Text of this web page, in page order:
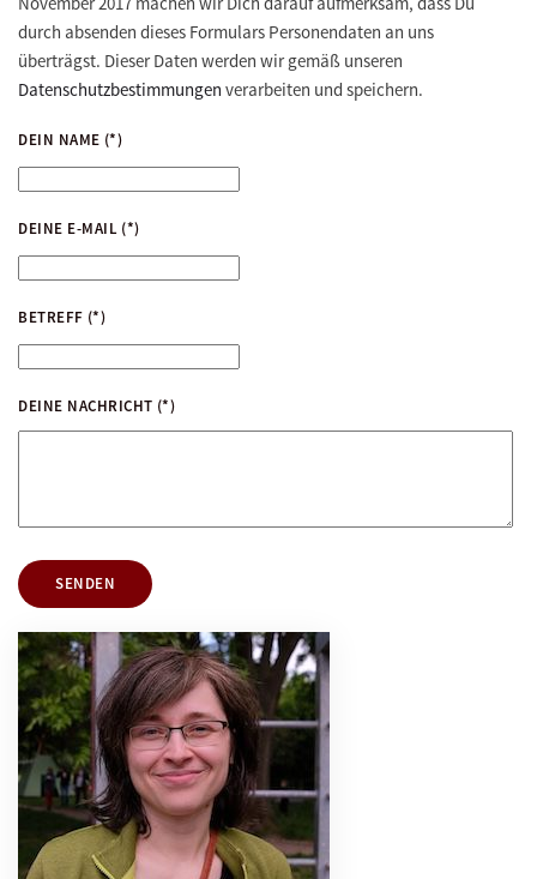
durch absenden dieses Formulars Personendaten an uns
überträgst. Dieser Daten werden wir gemäß unseren
Datenschutzbestimmungen verarbeiten und speichern.
DEIN NAME (*)
DEINE E-MAIL (*)
BETREFF (*)
DEINE NACHRICHT (*)
SENDEN